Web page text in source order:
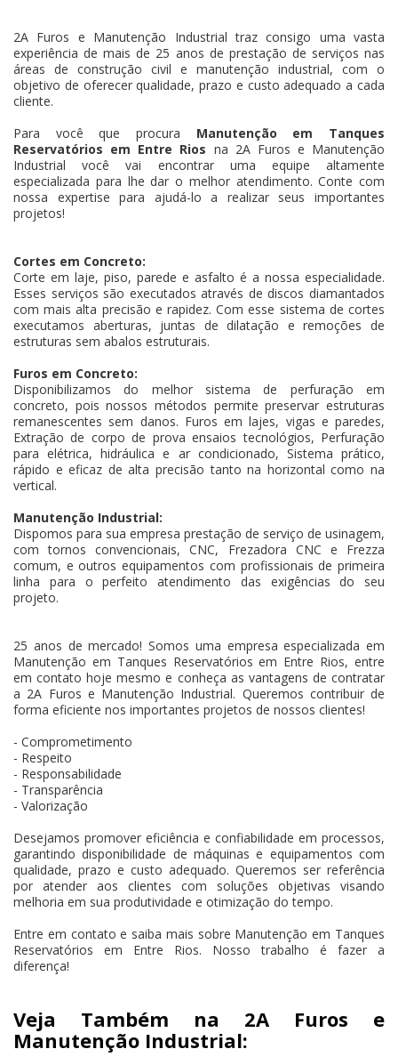
2A Furos e Manutenção Industrial traz consigo uma vasta
experiência de mais de 25 anos de prestação de serviços nas
áreas de construção civil e manutenção industrial, com o
objetivo de oferecer qualidade, prazo e custo adequado a cada
cliente.
Para você que procura Manutenção em Tanques
Reservatórios em Entre Rios na 2A Furos e Manutenção
Industrial você vai encontrar uma equipe altamente
especializada para lhe dar o melhor atendimento. Conte com
nossa expertise para ajudá-lo a realizar seus importantes
projetos!
Cortes em Concreto:
Corte em laje, piso, parede e asfalto é a nossa especialidade.
Esses serviços são executados através de discos diamantados
com mais alta precisão e rapidez. Com esse sistema de cortes
executamos aberturas, juntas de dilatação e remoções de
estruturas sem abalos estruturais.
Furos em Concreto:
Disponibilizamos do melhor sistema de perfuração em
concreto, pois nossos métodos permite preservar estruturas
remanescentes sem danos. Furos em lajes, vigas e paredes,
Extração de corpo de prova ensaios tecnológios, Perfuração
para elétrica, hidráulica e ar condicionado, Sistema prático,
rápido e eficaz de alta precisão tanto na horizontal como na
vertical.
Manutenção Industrial:
Dispomos para sua empresa prestação de serviço de usinagem,
com tornos convencionais, CNC, Frezadora CNC e Frezza
comum, e outros equipamentos com profissionais de primeira
linha para o perfeito atendimento das exigências do seu
projeto.
25 anos de mercado! Somos uma empresa especializada em
Manutenção em Tanques Reservatórios em Entre Rios, entre
em contato hoje mesmo e conheça as vantagens de contratar
a 2A Furos e Manutenção Industrial. Queremos contribuir de
forma eficiente nos importantes projetos de nossos clientes!
- Comprometimento
- Respeito
- Responsabilidade
- Transparência
- Valorização
Desejamos promover eficiência e confiabilidade em processos,
garantindo disponibilidade de máquinas e equipamentos com
qualidade, prazo e custo adequado. Queremos ser referência
por atender aos clientes com soluções objetivas visando
melhoria em sua produtividade e otimização do tempo.
Entre em contato e saiba mais sobre Manutenção em Tanques
Reservatórios em Entre Rios. Nosso trabalho é fazer a
diferença!
Veja Também na 2A Furos e
Manutenção Industrial: